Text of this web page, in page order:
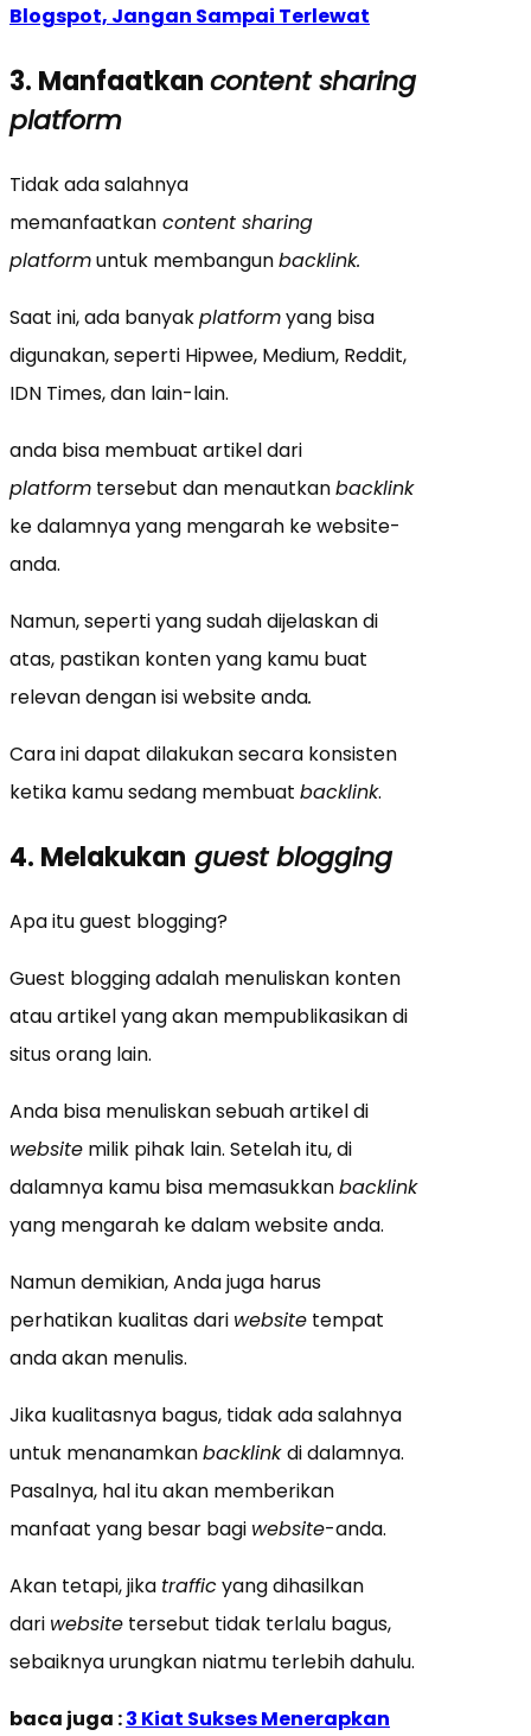
Blogspot, Jangan Sampai Terlewat
3. Manfaatkancontent sharing
platform
Tidak ada salahnya
memanfaatkan content sharing
platformuntuk membangunbacklink.
Saat ini, ada banyakplatformyang bisa
digunakan, seperti Hipwee, Medium, Reddit,
IDN Times, dan lain-lain.
anda bisa membuat artikel dari
platform tersebut dan menautkanbacklink
ke dalamnya yang mengarah ke website-
anda.
Namun, seperti yang sudah dijelaskan di
atas, pastikan konten yang kamu buat
relevan dengan isi website anda.
Cara ini dapat dilakukan secara konsisten
ketika kamu sedang membuat backlink.
4. Melakukan guest blogging
Apa itu guest blogging?
Guest blogging adalah menuliskan konten
atau artikel yang akan mempublikasikan di
situs orang lain.
Anda bisa menuliskan sebuah artikel di
website milik pihak lain. Setelah itu, di
dalamnya kamu bisa memasukkanbacklink
yang mengarah ke dalam website anda.
Namun demikian, Anda juga harus
perhatikan kualitas dari website tempat
anda akan menulis.
Jika kualitasnya bagus, tidak ada salahnya
untuk menanamkanbacklinkdi dalamnya.
Pasalnya, hal itu akan memberikan
manfaat yang besar bagi website-anda.
Akan tetapi, jika trafficyang dihasilkan
dari website tersebut tidak terlalu bagus,
sebaiknya urungkan niatmu terlebih dahulu.
baca juga :3 Kiat Sukses Menerapkan